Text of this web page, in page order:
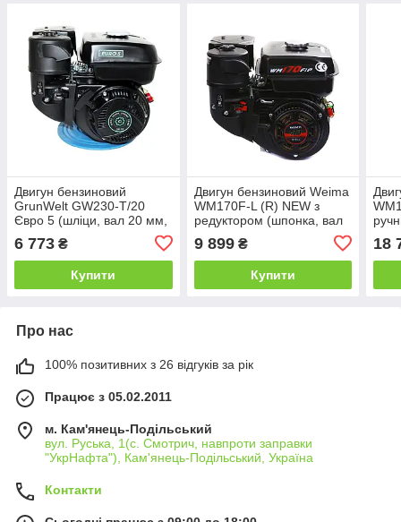
Двигун бензиновий
GrunWelt GW230-T/20
Євро 5 (шліци, вал 20 мм,
6 773 ₴
Купити
Двигун бензиновий Weima
WM170F-L (R) NEW з
редуктором (шпонка, вал
20 мм, 1800 об/хв, бак 5 л,
7.5 л.с)
9 899₴
Купити
18
Про нас
100% позитивних з 26 відгуків за рік
Працює з 05.02.2011
м. Кам'янець-Подільський
вул. Руська, 1(с. Смотрич, навпроти заправки
"УкрНафта"), Кам'янець-Подільський, Україна
Контакти